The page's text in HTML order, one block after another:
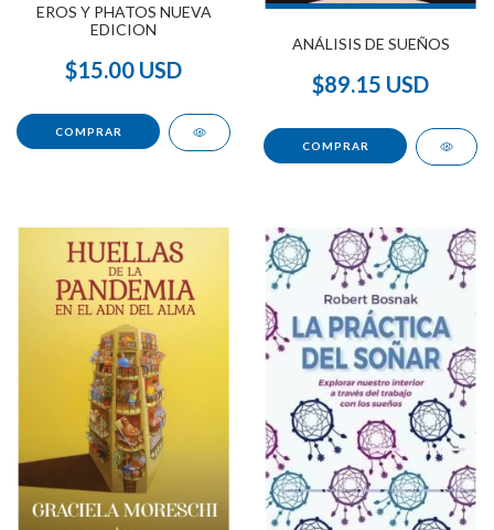
EROS Y PHATOS NUEVA
EDICION
$15.00 USD
ANÁLISIS DE SUEÑOS
$89.15 USD